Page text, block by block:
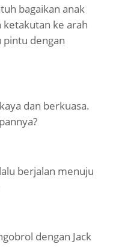
bagaikan anak
ke arah
dengan
dan berkuasa.
berjalan menuju
dengan Jack